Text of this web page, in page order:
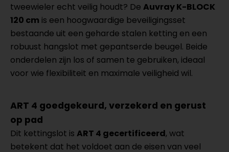
tweewieler echt veilig houdt? De Auvray K-BLOCK
120 cm is een hoogwaardige beveiligingsset
bestaande uit een geharde stalen ketting en een
robuust hangslot met gepantserde beugel. Beide
onderdelen zijn los of samen te gebruiken, ideaal
voor wie flexibiliteit en maximale veiligheid wil.
ART 4 goedgekeurd, verzekerd en gerust
op pad
Dit kettingslot is ART 4 gecertificeerd, wat
betekent dat het voldoet aan de eisen van veel